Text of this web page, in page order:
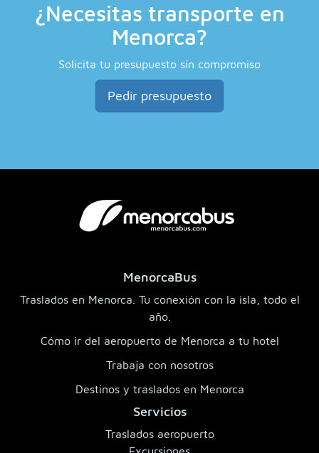
¿Necesitas transporte en
Menorca?
Solicita tu presupuesto sin compromiso
Pedir presupuesto
MenorcaBus
Traslados en Menorca. Tu conexión con la isla, todo el
año.
Cómo ir del aeropuerto de Menorca a tu hotel
Trabaja con nosotros
Destinos y traslados en Menorca
Servicios
Traslados aeropuerto